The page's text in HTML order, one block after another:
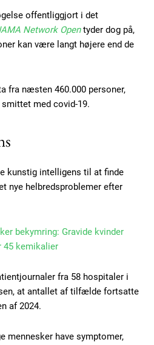
offentliggjort i det
Network Opentyder dog på,
kan være langt højere end de
fra næsten 460.000 personer,
med covid-19.
kunstig intelligens til at finde
nye helbredsproblemer efter
bekymring: Gravide kvinder
kemikalier
fra 58 hospitaler i
at antallet af tilfælde fortsatte
af 2024.
mennesker have symptomer,